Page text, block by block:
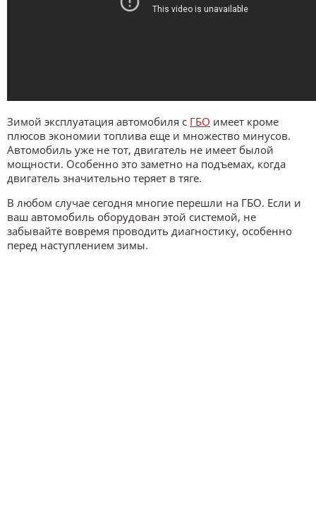
Зимой эксплуатация автомобиля с ГБО имеет кроме
плюсов экономии топлива еще и множество минусов.
Автомобиль уже не тот, двигатель не имеет былой
мощности. Особенно это заметно на подъемах, когда
двигатель значительно теряет в тяге.
В любом случае сегодня многие перешли на ГБО. Если и
ваш автомобиль оборудован этой системой, не
забывайте вовремя проводить диагностику, особенно
перед наступлением зимы.